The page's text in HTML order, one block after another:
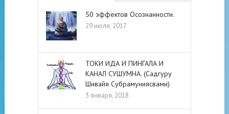
50 эффектов Осознанности.
29 июля, 2017
ТОКИ ИДА И ПИНГАЛА И
КАНАЛ СУШУМНА. (Садгуру
Шивайя Субрамуниясвами)
3 января, 2018